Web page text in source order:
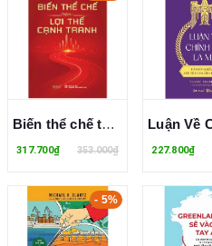
Biến thể chế thành lợi thế cạnh tranh - TS. Nguyễn Sĩ Dũng
317.700₫ 353.000₫ 227.800₫
- 5%